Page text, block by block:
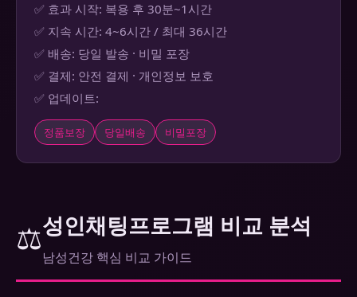
✅ 효과 시작: 복용 후 30분~1시간
✅ 지속 시간: 4~6시간 / 최대 36시간
✅ 배송: 당일 발송 · 비밀 포장
✅ 결제: 안전 결제 · 개인정보 보호
✅ 업데이트:
정품보장 당일배송 비밀포장
⚖️성인채팅프로그램 비교 분석
남성건강 핵심 비교 가이드